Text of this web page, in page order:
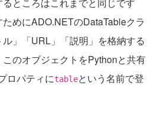
ところはこれまでと同じです
めにADO.NETのDataTableクラ
」「URL」「説明」を格納する
のオブジェクトをPythonと共有
ロパティにtableという名前で登